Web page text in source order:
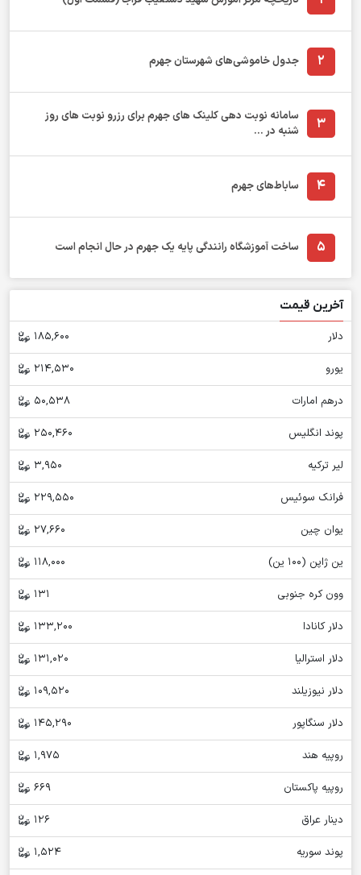
2 جدول خاموشی‌های شهرستان جهرم
3
سامانه نوبت دهی کلینک های جهرم برای رزرو نوبت های روز
شنبه در ...
4 ساباط‌های جهرم
5 ساخت آموزشگاه رانندگی پایه یک جهرم در حال انجام است
آخرین قیمت
دلار
185,600
یورو
214,530
درهم امارات
50,538
پوند انگلیس
250,460
لیر ترکیه
3,950
فرانک سوئیس
229,550
یوان چین
27,660
ین ژاپن (100 ین)
118,000
وون کره جنوبی
131
دلار کانادا
133,200
دلار استرالیا
131,020
دلار نیوزیلند
109,520
دلار سنگاپور
145,290
روپیه هند
1,975
روپیه پاکستان
669
دینار عراق
126
پوند سوریه
1,524